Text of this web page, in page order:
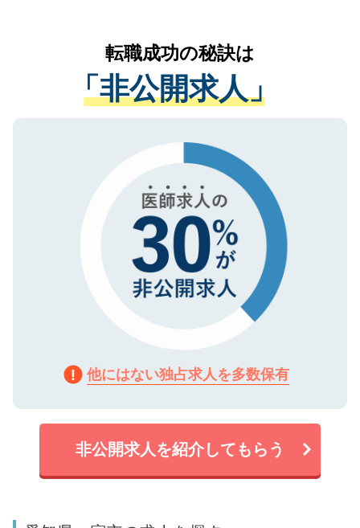
は、個人情報の取り扱いについての厳密な
管理基準を満たした事業者のみに付与され
る、プライバシーマークを取得済みです。
ご登録いただいた個人情報は、SSL（デー
で、機密保持に関してもご安心ください。
かがいして、現在の医療機関の状況や紹介
経験をまじえながら、適切なアドバイスを
させていただきます。すぐにご転職をされ
ない方には、長期的なサポートが可能です
ので、まずはご登録ください。
転職成功の秘訣は
「非公開求人」
他にはない独占求人を多数保有
非公開求人を紹介してもらう